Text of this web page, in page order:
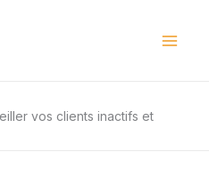
vos clients inactifs et